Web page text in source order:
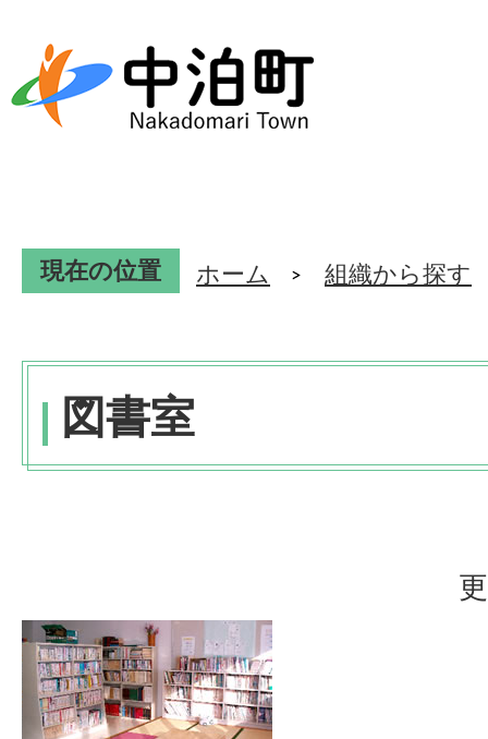
現在の位置 ホーム 組織から探す
図書室